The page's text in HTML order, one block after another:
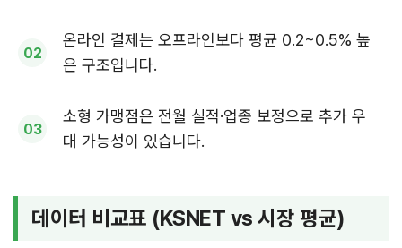
온라인 결제는 오프라인보다 평균 0.2~0.5% 높
은 구조입니다.
소형 가맹점은 전월 실적·업종 보정으로 추가 우
대 가능성이 있습니다.
데이터 비교표 (KSNET vs 시장 평균)